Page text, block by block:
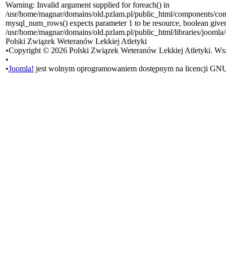
Warning: Invalid argument supplied for foreach() in
/usr/home/magnar/domains/old.pzlam.pl/public_html/components/
mysql_num_rows() expects parameter 1 to be resource, boolean
/usr/home/magnar/domains/old.pzlam.pl/public_html/libraries/
Polski Związek Weteranów Lekkiej Atletyki
•Copyright © 2026 Polski Związek Weteranów Lekkiej Atletyki.
•
•Joomla! jest wolnym oprogramowaniem dostępnym na licencji